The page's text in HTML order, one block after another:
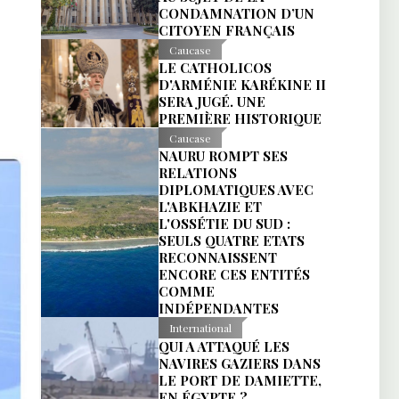
CONDAMNATION D’UN
CITOYEN FRANÇAIS
Caucase
LE CATHOLICOS
D'ARMÉNIE KARÉKINE II
SERA JUGÉ. UNE
PREMIÈRE HISTORIQUE
Caucase
NAURU ROMPT SES
RELATIONS
DIPLOMATIQUES AVEC
L'ABKHAZIE ET
L'OSSÉTIE DU SUD :
SEULS QUATRE ETATS
RECONNAISSENT
ENCORE CES ENTITÉS
COMME
INDÉPENDANTES
International
QUI A ATTAQUÉ LES
NAVIRES GAZIERS DANS
LE PORT DE DAMIETTE,